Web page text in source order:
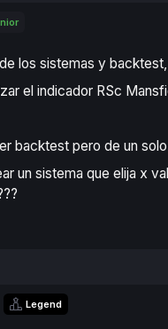
los sistemas y
el indicador RSc
backtest pero de un
un sistema que elija x
Legend